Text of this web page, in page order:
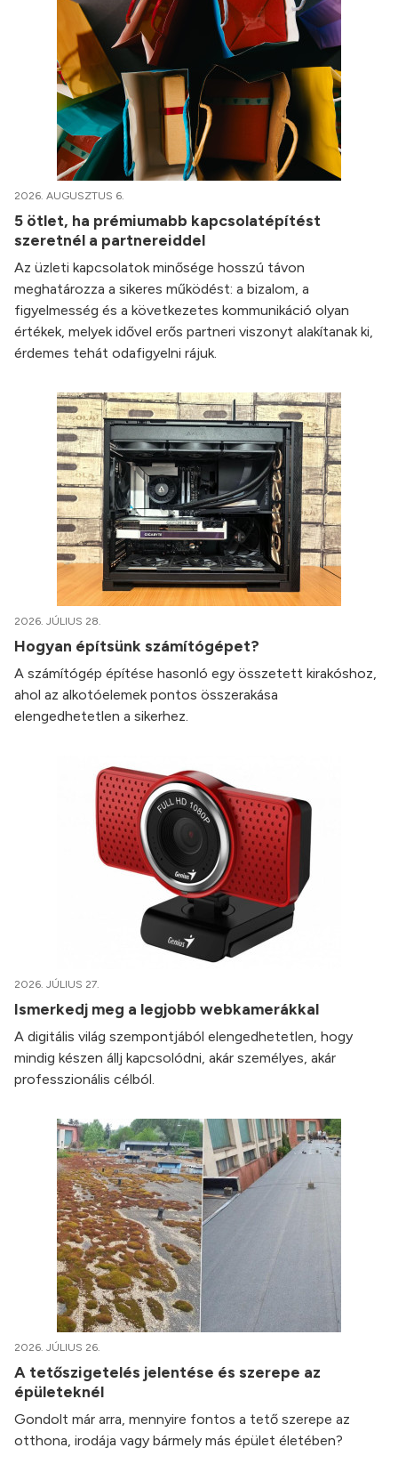
2026. AUGUSZTUS 6.
5 ötlet, ha prémiumabb kapcsolatépítést
szeretnél a partnereiddel
Az üzleti kapcsolatok minősége hosszú távon
meghatározza a sikeres működést: a bizalom, a
figyelmesség és a következetes kommunikáció olyan
értékek, melyek idővel erős partneri viszonyt alakítanak ki,
érdemes tehát odafigyelni rájuk.
2026. JÚLIUS 28.
Hogyan építsünk számítógépet?
A számítógép építése hasonló egy összetett kirakóshoz,
ahol az alkotóelemek pontos összerakása
elengedhetetlen a sikerhez.
2026. JÚLIUS 27.
Ismerkedj meg a legjobb webkamerákkal
A digitális világ szempontjából elengedhetetlen, hogy
mindig készen állj kapcsolódni, akár személyes, akár
professzionális célból.
2026. JÚLIUS 26.
A tetőszigetelés jelentése és szerepe az
épületeknél
Gondolt már arra, mennyire fontos a tető szerepe az
otthona, irodája vagy bármely más épület életében?